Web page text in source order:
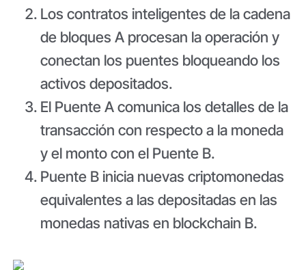
Los contratos inteligentes de la cadena
de bloques A procesan la operación y
conectan los puentes bloqueando los
activos depositados.
El Puente A comunica los detalles de la
transacción con respecto a la moneda
y el monto con el Puente B.
Puente B inicia nuevas criptomonedas
equivalentes a las depositadas en las
monedas nativas en blockchain B.